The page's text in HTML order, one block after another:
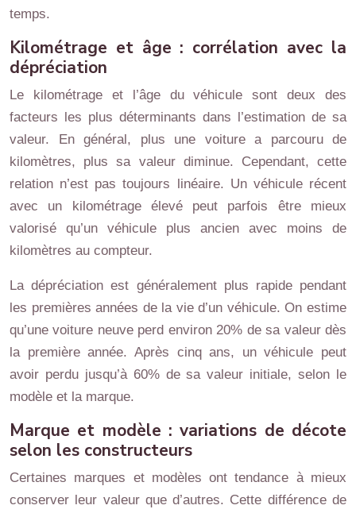
temps.
Kilométrage et âge : corrélation avec la
dépréciation
Le kilométrage et l’âge du véhicule sont deux des
facteurs les plus déterminants dans l’estimation de sa
valeur. En général, plus une voiture a parcouru de
kilomètres, plus sa valeur diminue. Cependant, cette
relation n’est pas toujours linéaire. Un véhicule récent
avec un kilométrage élevé peut parfois être mieux
valorisé qu’un véhicule plus ancien avec moins de
kilomètres au compteur.
La dépréciation est généralement plus rapide pendant
les premières années de la vie d’un véhicule. On estime
qu’une voiture neuve perd environ 20% de sa valeur dès
la première année. Après cinq ans, un véhicule peut
avoir perdu jusqu’à 60% de sa valeur initiale, selon le
modèle et la marque.
Marque et modèle : variations de décote
selon les constructeurs
Certaines marques et modèles ont tendance à mieux
conserver leur valeur que d’autres. Cette différence de